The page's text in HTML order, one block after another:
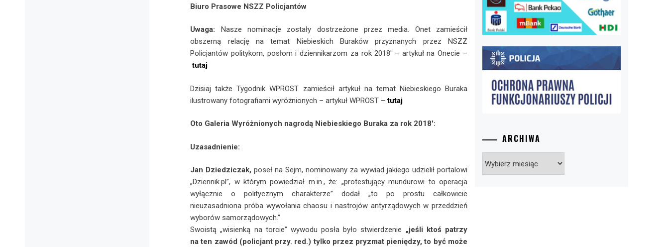
Biuro Prasowe NSZZ Policjantów
Uwaga: Nasze nominacje zostały dostrzeżone przez media. Onet zamieścił
obszerną relację na temat Niebieskich Buraków przyznanych przez NSZZ
Policjantów politykom, posłom i dziennikarzom za rok 2018′ – artykuł na Onecie –
tutaj
Dzisiaj także Tygodnik WPROST zamieścił artykuł na temat Niebieskiego Buraka
ilustrowany fotografiami wyróżnionych – artykuł WPROST – tutaj
Oto Galeria Wyróżnionych nagrodą Niebieskiego Buraka za rok 2018′:
Uzasadnienie:
Jan Dziedziczak, poseł na Sejm, nominowany za wywiad jakiego udzielił portalowi
„Dziennik.pl”, w którym powiedział m.in., że: „protestujący mundurowi to operacja
wyłącznie o politycznym charakterze” dodał „to po prostu całkowicie
nieuzasadniona próba wywołania chaosu i nastrojów antyrządowych w przeddzień
wyborów samorządowych.”
Swoistą „wisienką na torcie” wywodu posła było stwierdzenie „jeśli ktoś patrzy
na ten zawód (policjant przy. red.) tylko przez pryzmat pieniędzy, to być może
ARCHIWA